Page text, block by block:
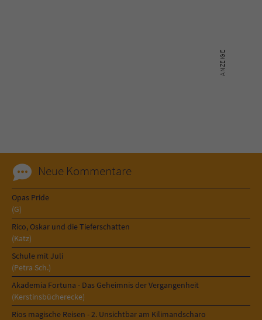
Neue Kommentare
Opas Pride
(G)
Rico, Oskar und die Tieferschatten
(Katz)
Schule mit Juli
(Petra Sch.)
Akademia Fortuna - Das Geheimnis der Vergangenheit
(Kerstinsbücherecke)
Rios magische Reisen - 2. Unsichtbar am Kilimandscharo